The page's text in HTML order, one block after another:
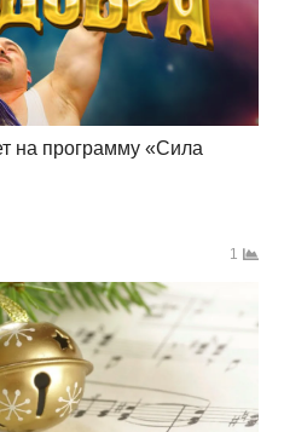
на программу «Сила
1